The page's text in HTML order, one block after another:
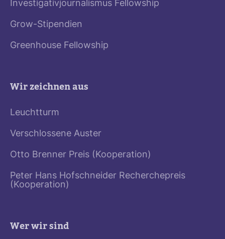
Investigativjournalismus Fellowship
Grow-Stipendien
Greenhouse Fellowship
Wir zeichnen aus
Leuchtturm
Verschlossene Auster
Otto Brenner Preis (Kooperation)
Peter Hans Hofschneider Recherchepreis
(Kooperation)
Wer wir sind